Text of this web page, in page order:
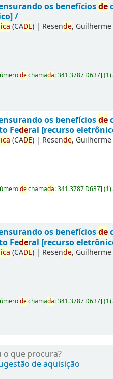
os benefíciosde
/
(CADE) | Resende,
dechamada:341.3787 D637](1).
os benefíciosde
Federal [recurso
(CADE) | Resende,
dechamada:341.3787 D637](1).
os benefíciosde
Federal [recurso
(CADE) | Resende,
dechamada:341.3787 D637](1).
que procura?
de aquisição